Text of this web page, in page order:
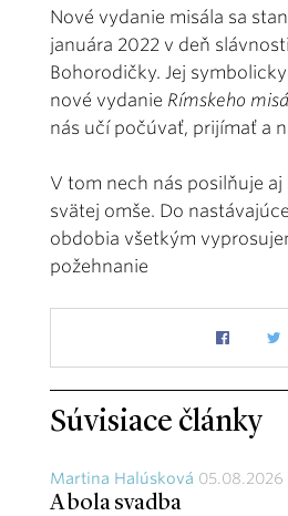
Nové vydanie misála sa
januára 2022 v deň
Bohorodičky. Jej
nové vydanie Rímskeho
nás učí počúvať, prijímať a
V tom nech nás posilňuje aj
svätej omše. Do
obdobia všetkým
požehnanie
Súvisiace články
Martina Halúsková 05.08.2026
A bola svadba